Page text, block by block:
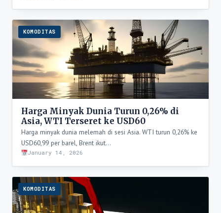
KOMODITAS
Harga Minyak Dunia Turun 0,26% di
Asia, WTI Terseret ke USD60
Harga minyak dunia melemah di sesi Asia. WTI turun 0,26% ke
USD60,99 per barel, Brent ikut…
January 14, 2026
KOMODITAS